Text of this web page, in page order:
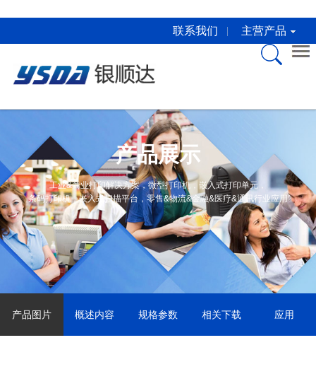
主营产品
联系我们
公司简介
合作伙伴
荣誉证书
联系方式
微型打印机
微型打印机芯
打印解决方案
EPSON原装耗材
自助标准备件
桌面型打印机
打印解决方案
彩色标签打印机
自助标准备件
公司新闻
打印机常识
服务中心
产品展示
工业&商业打印解决方案，微型打印机，嵌入式打印单元，
条码打印机，嵌入式扫描平台，零售&物流&金融&医疗&通讯行业应用
产品图片 概述内容 规格参数 相关下载 应用